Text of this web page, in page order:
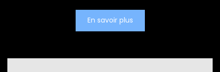
En savoir plus